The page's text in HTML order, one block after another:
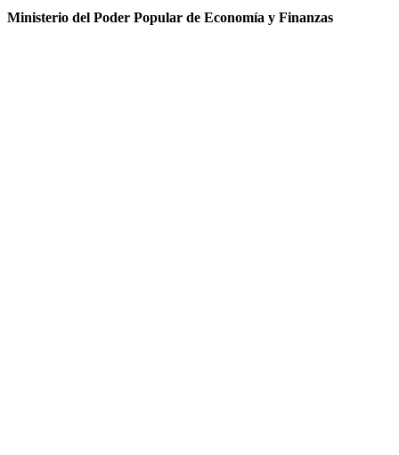
Ministerio del Poder Popular de Economía y Finanzas